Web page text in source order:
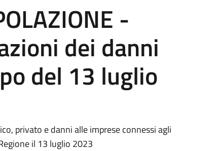
-
dei danni
del 13 luglio
privato e danni alle imprese connessi agli
il 13 luglio 2023